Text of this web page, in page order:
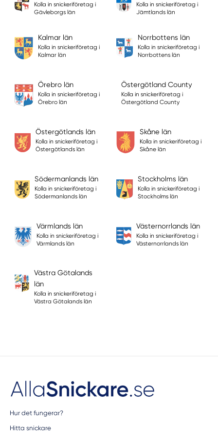
Kolla in snickeriföretag i
Gävleborgs län
Kolla in snickeriföretag i
Jämtlands län
Kalmar län
Kolla in snickeriföretag i
Kalmar län
Norrbottens län
Kolla in snickeriföretag i
Norrbottens län
Örebro län
Kolla in snickeriföretag i
Örebro län
Östergötland County
Kolla in snickeriföretag i
Östergötland County
Östergötlands län
Kolla in snickeriföretag i
Östergötlands län
Skåne län
Kolla in snickeriföretag i
Skåne län
Södermanlands län
Kolla in snickeriföretag i
Södermanlands län
Stockholms län
Kolla in snickeriföretag i
Stockholms län
Värmlands län
Kolla in snickeriföretag i
Värmlands län
Västernorrlands län
Kolla in snickeriföretag i
Västernorrlands län
Västra Götalands
län
Kolla in snickeriföretag i
Västra Götalands län
Hur det fungerar?
Hitta snickare